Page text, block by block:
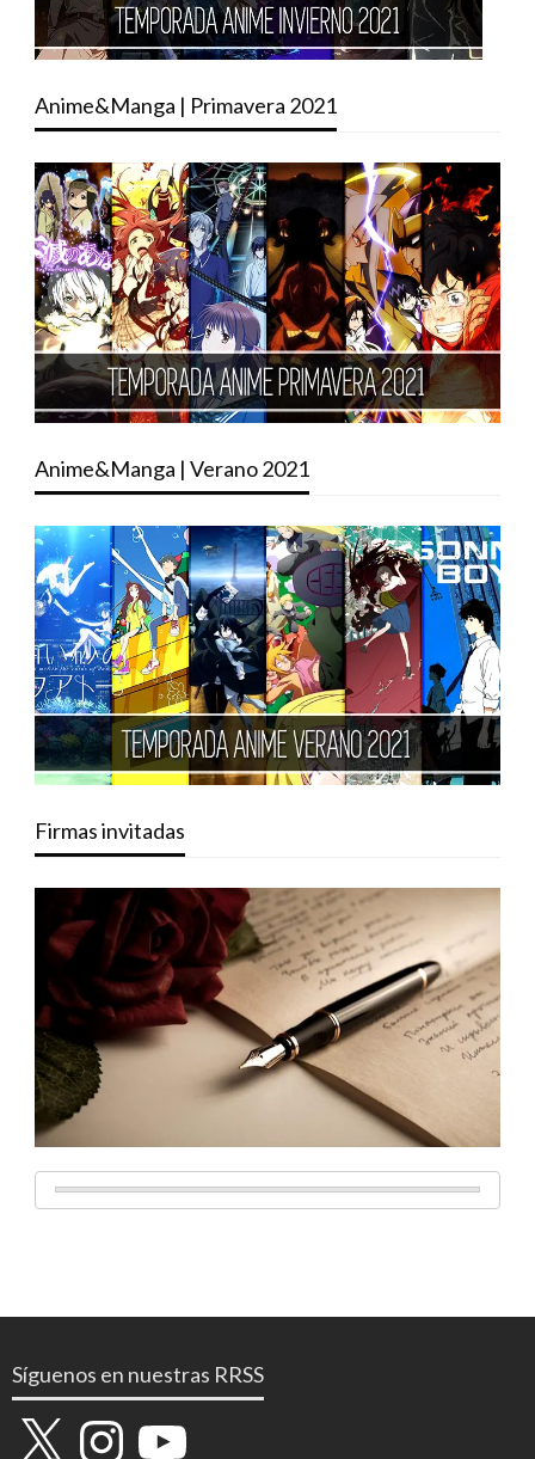
Anime&Manga | Primavera 2021
Anime&Manga | Verano 2021
Firmas invitadas
Síguenos en nuestras RRSS
X InstagramYouTube